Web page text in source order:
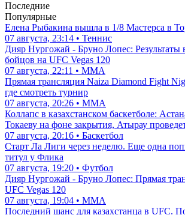
Последние
Популярные
Елена Рыбакина вышла в 1/8 Мастерса в
07 августа, 23:14 • Теннис
Дияр Нургожай - Бруно Лопес: Результаты
бойцов на UFC Vegas 120
07 августа, 22:11 • ММА
Прямая трансляция Naiza Diamond Fight
где смотреть турнир
07 августа, 20:26 • ММА
Коллапс в казахстанском баскетболе:
Токаеву на фоне закрытия, Атырау
07 августа, 20:16 • Баскетбол
Старт Ла Лиги через неделю. Еще одна
титул у Флика
07 августа, 19:20 • Футбол
Дияр Нургожай - Бруно Лопес: Прямая
UFC Vegas 120
07 августа, 19:04 • ММА
Последний шанс для казахстанца в UFC.